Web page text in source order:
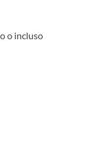
o incluso